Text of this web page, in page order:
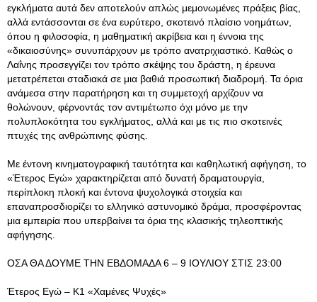
εγκλήματα αυτά δεν αποτελούν απλώς μεμονωμένες πράξεις βίας,
αλλά εντάσσονται σε ένα ευρύτερο, σκοτεινό πλαίσιο νοημάτων,
όπου η φιλοσοφία, η μαθηματική ακρίβεια και η έννοια της
«δικαιοσύνης» συνυπάρχουν με τρόπο ανατριχιαστικό. Καθώς ο
Λαΐνης προσεγγίζει τον τρόπο σκέψης του δράστη, η έρευνα
μετατρέπεται σταδιακά σε μια βαθιά προσωπική διαδρομή. Τα όρια
ανάμεσα στην παρατήρηση και τη συμμετοχή αρχίζουν να
θολώνουν, φέρνοντάς τον αντιμέτωπο όχι μόνο με την
πολυπλοκότητα του εγκλήματος, αλλά και με τις πιο σκοτεινές
πτυχές της ανθρώπινης φύσης.
Με έντονη κινηματογραφική ταυτότητα και καθηλωτική αφήγηση, το
«Έτερος Εγώ» χαρακτηρίζεται από δυνατή δραματουργία,
περίπλοκη πλοκή και έντονα ψυχολογικά στοιχεία και
επαναπροσδιορίζει το ελληνικό αστυνομικό δράμα, προσφέροντας
μια εμπειρία που υπερβαίνει τα όρια της κλασικής τηλεοπτικής
αφήγησης.
ΟΣΑ ΘΑ ΔΟΥΜΕ ΤΗΝ ΕΒΔΟΜΑΔΑ 6 – 9 ΙΟΥΛΙΟΥ ΣΤΙΣ 23:00
Έτερος Εγώ – Κ1 «Χαμένες Ψυχές»